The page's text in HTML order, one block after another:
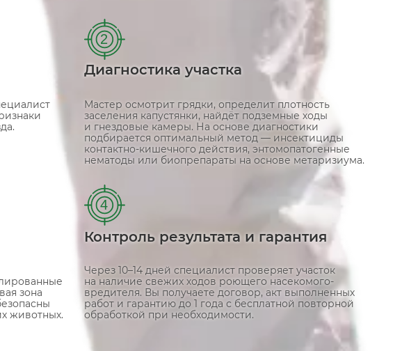
2
Диагностика участка
Мастер осмотрит грядки, определит плотность
заселения капустянки, найдёт подземные ходы
и гнездовые камеры. На основе диагностики
подбирается оптимальный метод — инсектициды
контактно-кишечного действия, энтомопатогенные
нематоды или биопрепараты на основе метаризиума.
зона
животных.
4
Контроль результата и гарантия
Через 10–14 дней специалист проверяет участок
на наличие свежих ходов роющего насекомого-
вредителя. Вы получаете договор, акт выполненных
работ и гарантию до 1 года с бесплатной повторной
обработкой при необходимости.